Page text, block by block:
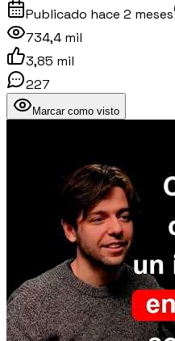
Publicado hace 2 meses
734,4 mil
3,85 mil
227
Marcar como visto